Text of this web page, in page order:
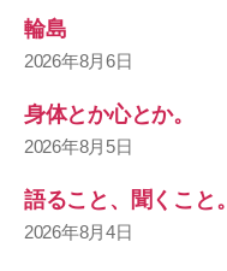
輪島
2026年8月6日
身体とか心とか。
2026年8月5日
語ること、聞くこと。
2026年8月4日